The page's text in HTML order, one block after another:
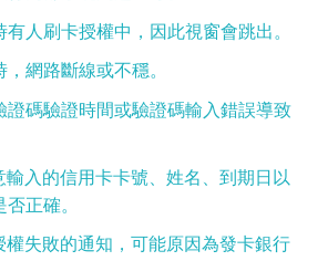
人刷卡授權中，因此視窗會跳出。
網路斷線或不穩。
證碼驗證時間或驗證碼輸入錯誤導致
輸入的信用卡卡號、姓名、到期日以
正確。
權失敗的通知，可能原因為發卡銀行